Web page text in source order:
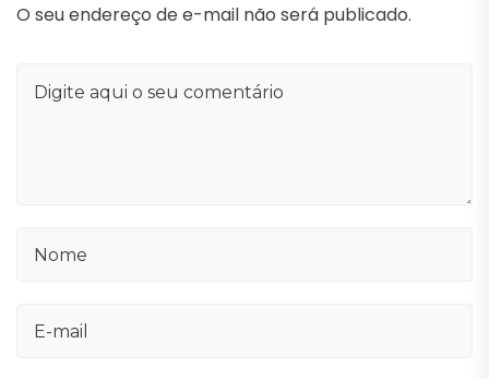
O seu endereço de e-mail não será publicado.